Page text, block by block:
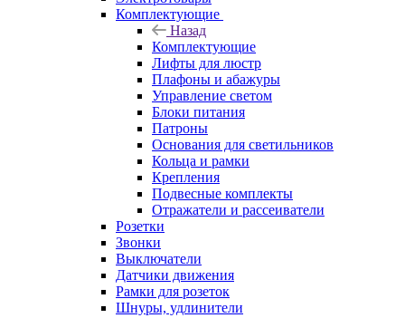
Комплектующие
Назад
Комплектующие
Лифты для люстр
Плафоны и абажуры
Управление светом
Блоки питания
Патроны
Основания для светильников
Кольца и рамки
Крепления
Подвесные комплекты
Отражатели и рассеиватели
Розетки
Звонки
Выключатели
Датчики движения
Рамки для розеток
Шнуры, удлинители